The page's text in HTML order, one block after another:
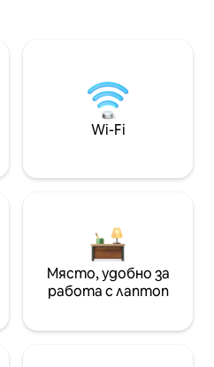
Wi-Fi
Място, удобно за
работа с лаптоп